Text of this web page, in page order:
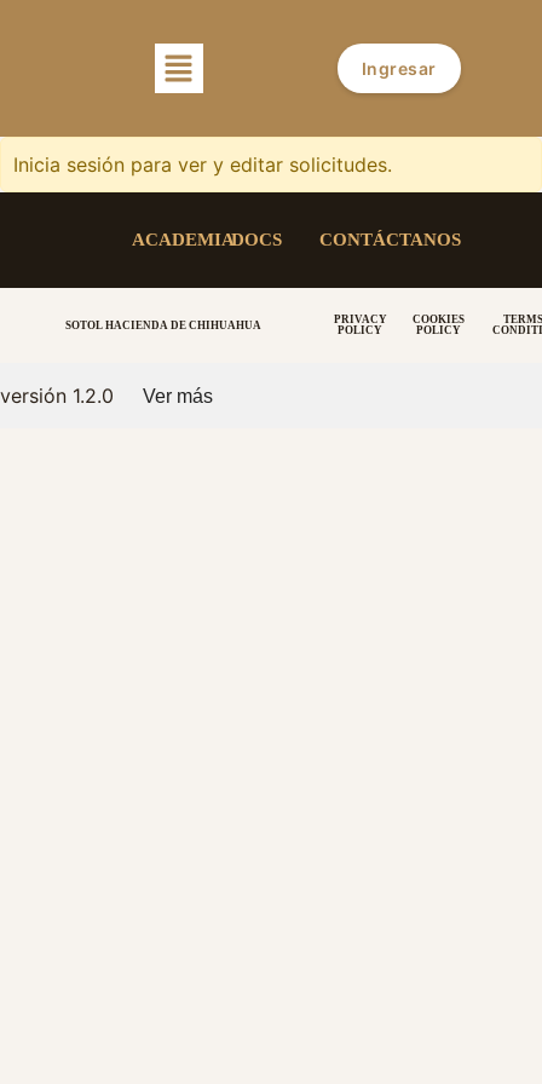
Ingresar
Inicia sesión para ver y editar solicitudes.
ACADEMIADOCS CONTÁCTANOS
SOTOL HACIENDA DE CHIHUAHUA
PRIVACY
POLICY
COOKIES
POLICY
versión 1.2.0 Ver más